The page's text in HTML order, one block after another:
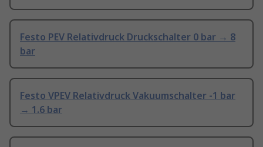
Festo PEV Relativdruck Druckschalter 0 bar → 8
bar
Festo VPEV Relativdruck Vakuumschalter -1 bar
→ 1.6 bar